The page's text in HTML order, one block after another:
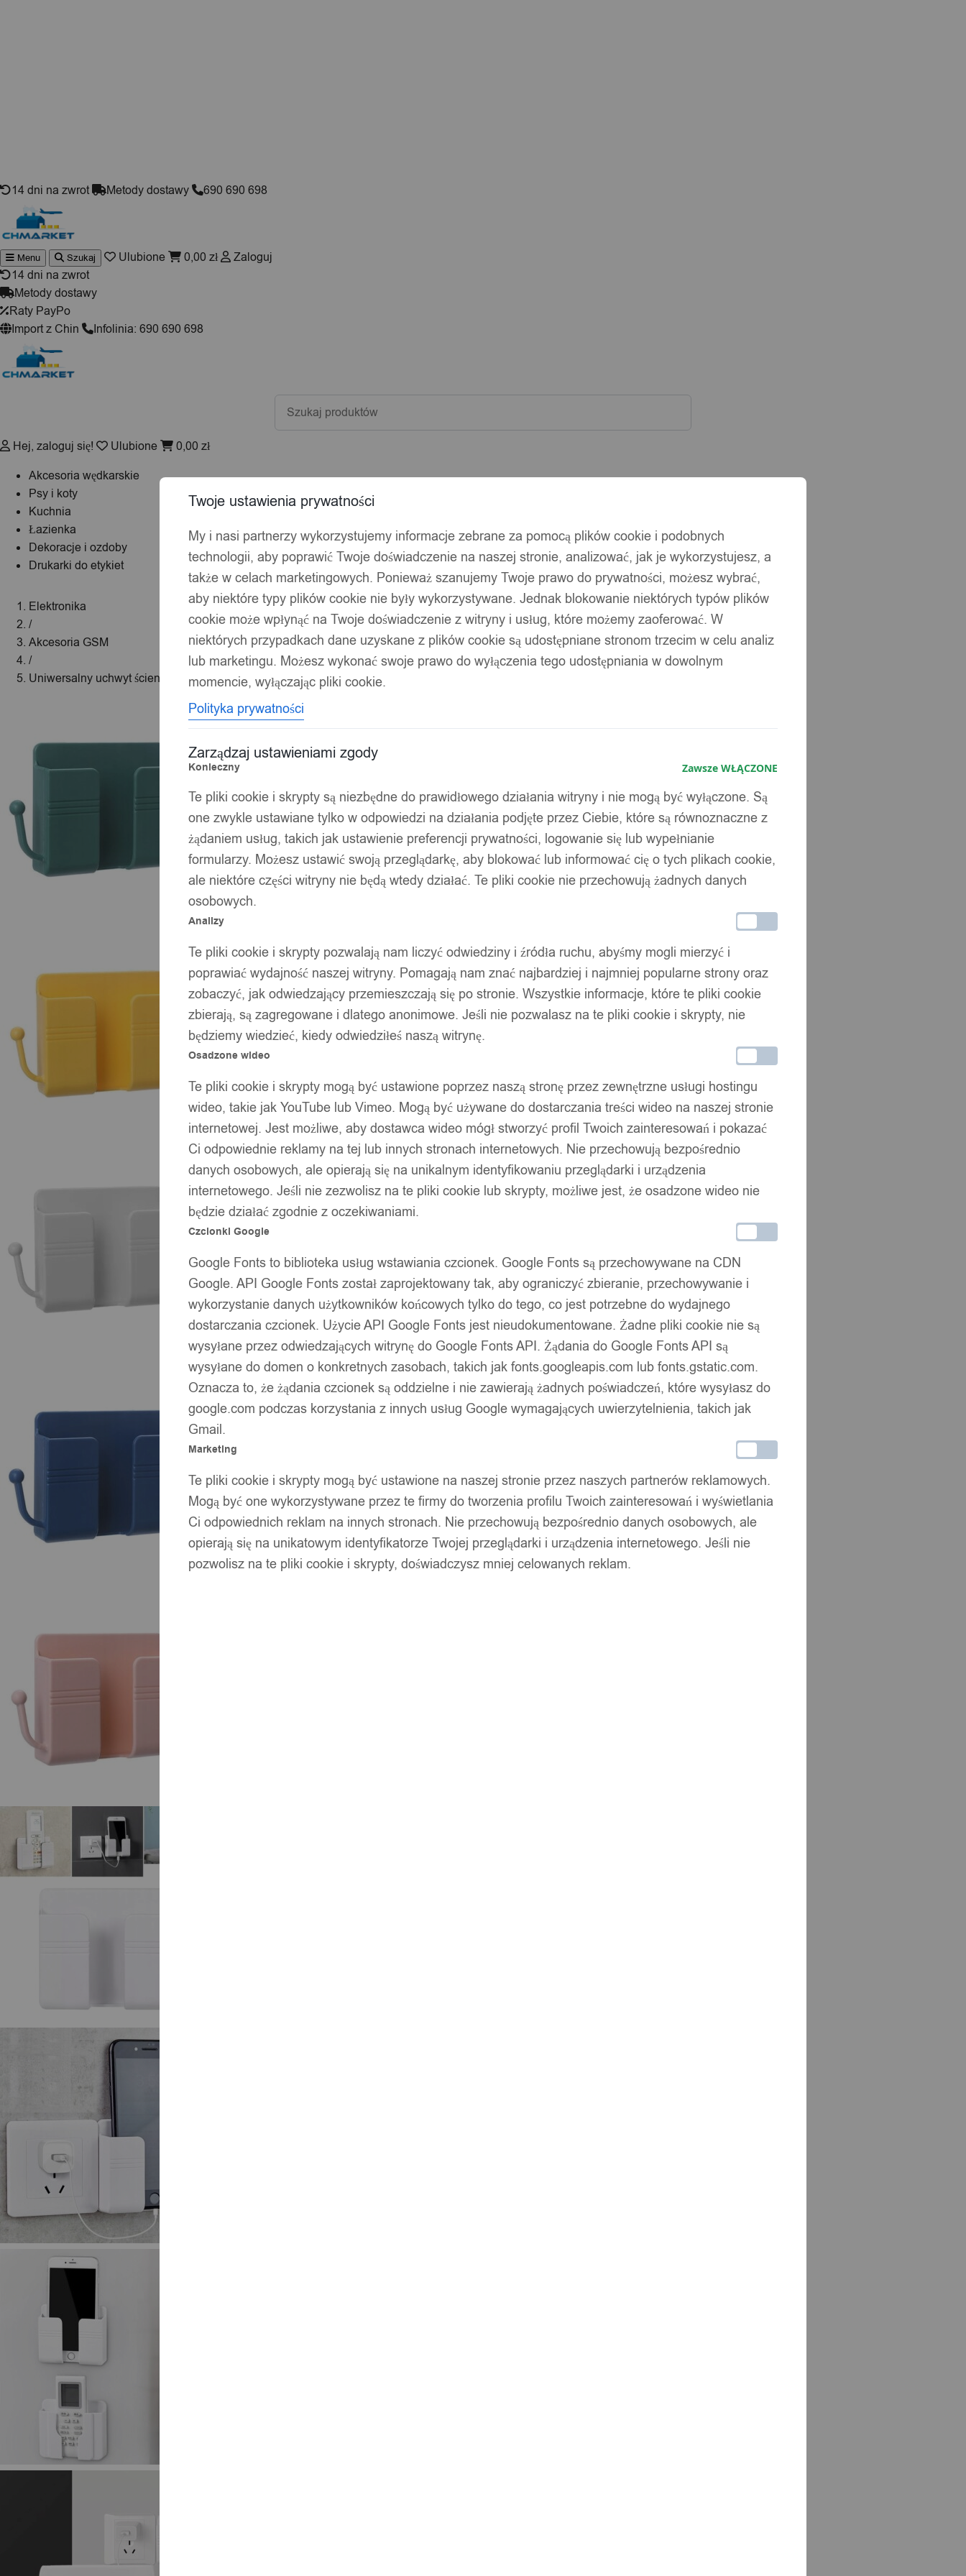
14 dni na zwrot Metody dostawy 690 690 698
Menu Szukaj Ulubione 0,00 zł
Zaloguj
14 dni na zwrot
Metody dostawy
Raty PayPo
Import z Chin
Infolinia: 690 690 698
Wyszukiwarka
produktów
Hej, zaloguj się! Ulubione 0,00 zł
Akcesoria wędkarskie
Psy i koty
Kuchnia
Łazienka
Dekoracje i ozdoby
Drukarki do etykiet
Elektronika
/
Akcesoria GSM
/
Uniwersalny uchwyt ścienny na telefon piloty kabel półka na ścianę
Twoje ustawienia prywatności
My i nasi partnerzy wykorzystujemy informacje zebrane za pomocą plików cookie i podobnych
technologii, aby poprawić Twoje doświadczenie na naszej stronie, analizować, jak je wykorzystujesz, a
także w celach marketingowych. Ponieważ szanujemy Twoje prawo do prywatności, możesz wybrać,
aby niektóre typy plików cookie nie były wykorzystywane. Jednak blokowanie niektórych typów plików
cookie może wpłynąć na Twoje doświadczenie z witryny i usług, które możemy zaoferować. W
niektórych przypadkach dane uzyskane z plików cookie są udostępniane stronom trzecim w celu analiz
lub marketingu. Możesz wykonać swoje prawo do wyłączenia tego udostępniania w dowolnym
momencie, wyłączając pliki cookie.
Polityka prywatności
Zarządzaj ustawieniami zgody
Konieczny Zawsze WŁĄCZONE
Te pliki cookie i skrypty są niezbędne do prawidłowego działania witryny i nie mogą być wyłączone. Są
one zwykle ustawiane tylko w odpowiedzi na działania podjęte przez Ciebie, które są równoznaczne z
żądaniem usług, takich jak ustawienie preferencji prywatności, logowanie się lub wypełnianie
formularzy. Możesz ustawić swoją przeglądarkę, aby blokować lub informować cię o tych plikach cookie,
ale niektóre części witryny nie będą wtedy działać. Te pliki cookie nie przechowują żadnych danych
osobowych.
Analizy
Te pliki cookie i skrypty pozwalają nam liczyć odwiedziny i źródła ruchu, abyśmy mogli mierzyć i
poprawiać wydajność naszej witryny. Pomagają nam znać najbardziej i najmniej popularne strony oraz
zobaczyć, jak odwiedzający przemieszczają się po stronie. Wszystkie informacje, które te pliki cookie
zbierają, są zagregowane i dlatego anonimowe. Jeśli nie pozwalasz na te pliki cookie i skrypty, nie
będziemy wiedzieć, kiedy odwiedziłeś naszą witrynę.
Osadzone wideo
Te pliki cookie i skrypty mogą być ustawione poprzez naszą stronę przez zewnętrzne usługi hostingu
wideo, takie jak YouTube lub Vimeo. Mogą być używane do dostarczania treści wideo na naszej stronie
internetowej. Jest możliwe, aby dostawca wideo mógł stworzyć profil Twoich zainteresowań i pokazać
Ci odpowiednie reklamy na tej lub innych stronach internetowych. Nie przechowują bezpośrednio
danych osobowych, ale opierają się na unikalnym identyfikowaniu przeglądarki i urządzenia
internetowego. Jeśli nie zezwolisz na te pliki cookie lub skrypty, możliwe jest, że osadzone wideo nie
będzie działać zgodnie z oczekiwaniami.
Czcionki Google
Google Fonts to biblioteka usług wstawiania czcionek. Google Fonts są przechowywane na CDN
Google. API Google Fonts został zaprojektowany tak, aby ograniczyć zbieranie, przechowywanie i
wykorzystanie danych użytkowników końcowych tylko do tego, co jest potrzebne do wydajnego
dostarczania czcionek. Użycie API Google Fonts jest nieudokumentowane. Żadne pliki cookie nie są
wysyłane przez odwiedzających witrynę do Google Fonts API. Żądania do Google Fonts API są
wysyłane do domen o konkretnych zasobach, takich jak fonts.googleapis.com lub fonts.gstatic.com.
Oznacza to, że żądania czcionek są oddzielne i nie zawierają żadnych poświadczeń, które wysyłasz do
google.com podczas korzystania z innych usług Google wymagających uwierzytelnienia, takich jak
Gmail.
Marketing
Te pliki cookie i skrypty mogą być ustawione na naszej stronie przez naszych partnerów reklamowych.
Mogą być one wykorzystywane przez te firmy do tworzenia profilu Twoich zainteresowań i wyświetlania
Ci odpowiednich reklam na innych stronach. Nie przechowują bezpośrednio danych osobowych, ale
opierają się na unikatowym identyfikatorze Twojej przeglądarki i urządzenia internetowego. Jeśli nie
pozwolisz na te pliki cookie i skrypty, doświadczysz mniej celowanych reklam.